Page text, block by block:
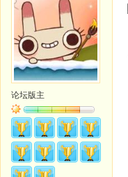
论坛版主